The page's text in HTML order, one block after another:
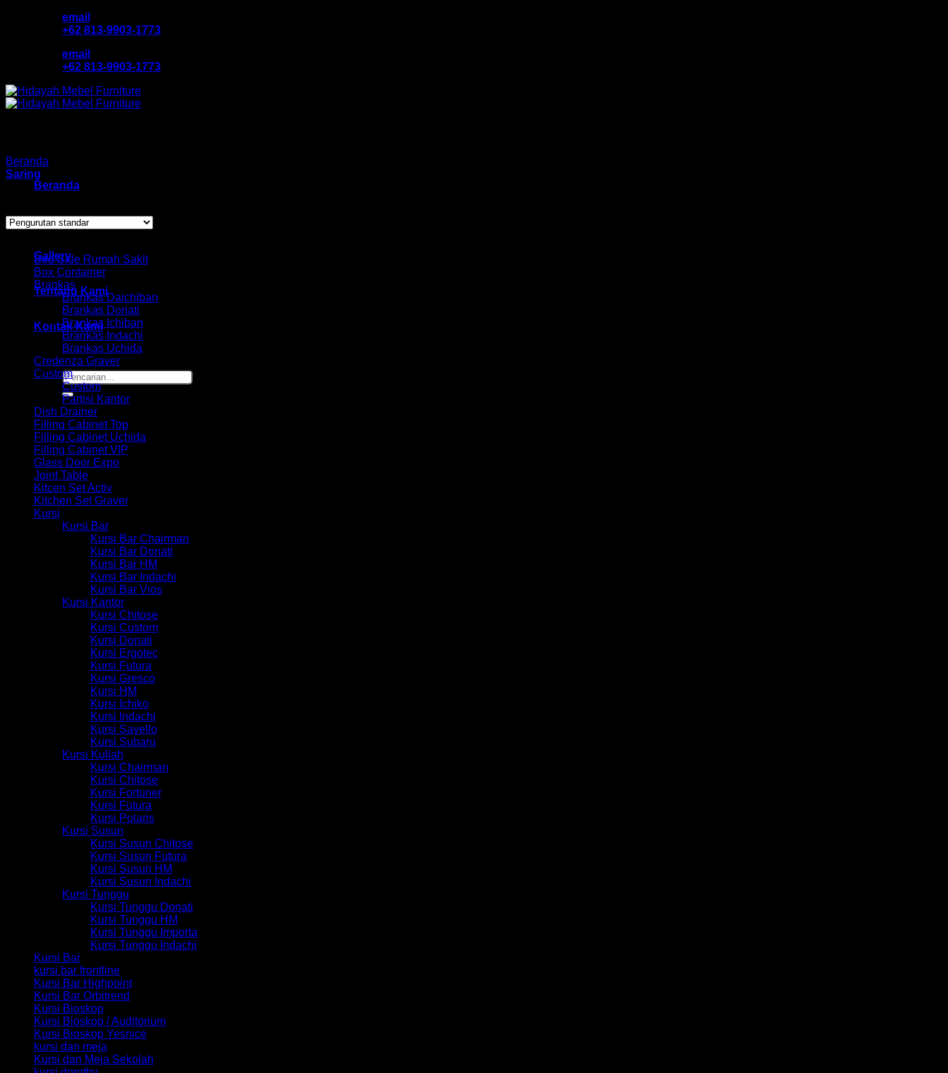
email
+62 813-9903-1773
email
+62 813-9903-1773
Beranda
Katalog Produk
Gallery
Tentang Kami
Kontak Kami
Pencarian
untuk:
Beranda
Saring
Bed Side Rumah Sakit
Box Container
Brankas
Brankas Daichiban
Brankas Donati
Brankas Ichiban
Brankas Indachi
Brankas Uchida
Credenza Graver
Custom
Custom
Partisi Kantor
Dish Drainer
Filling Cabinet Top
Filling Cabinet Uchida
Filling Cabinet VIP
Glass Door Expo
Joint Table
Kitcen Set Activ
Kitchen Set Graver
Kursi
Kursi Bar
Kursi Bar Chairman
Kursi Bar Donati
Kursi Bar HM
Kursi Bar Indachi
Kursi Bar Vios
Kursi Kantor
Kursi Chitose
Kursi Custom
Kursi Donati
Kursi Ergotec
Kursi Futura
Kursi Gresco
Kursi HM
Kursi Ichiko
Kursi Indachi
Kursi Savello
Kursi Subaru
Kursi Kuliah
Kursi Chairman
Kursi Chitose
Kursi Fortuner
Kursi Futura
Kursi Polaris
Kursi Susun
Kursi Susun Chitose
Kursi Susun Futura
Kursi Susun HM
Kursi Susun Indachi
Kursi Tunggu
Kursi Tunggu Donati
Kursi Tunggu HM
Kursi Tunggu Importa
Kursi Tunggu Indachi
Kursi Bar
kursi bar frontline
Kursi Bar Highpoint
Kursi Bar Orbitrend
Kursi Bioskop
Kursi Bioskop / Auditorium
Kursi Bioskop Yesnice
kursi dan meja
Kursi dan Meja Sekolah